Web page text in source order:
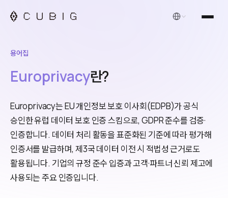
한국어
용어집
Europrivacy란?
Europrivacy는 EU 개인정보 보호 이사회(EDPB)가 공식
승인한 유럽 데이터 보호 인증 스킴으로, GDPR 준수를 검증·
인증합니다. 데이터 처리 활동을 표준화된 기준에 따라 평가해
인증서를 발급하며, 제3국 데이터 이전 시 적법성 근거로도
활용됩니다. 기업의 규정 준수 입증과 고객·파트너 신뢰 제고에
사용되는 주요 인증입니다.